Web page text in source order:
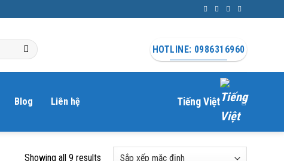
HOTLINE: 0986316960
Blog Liên hệ Tiếng Việt
Showing all 9 results